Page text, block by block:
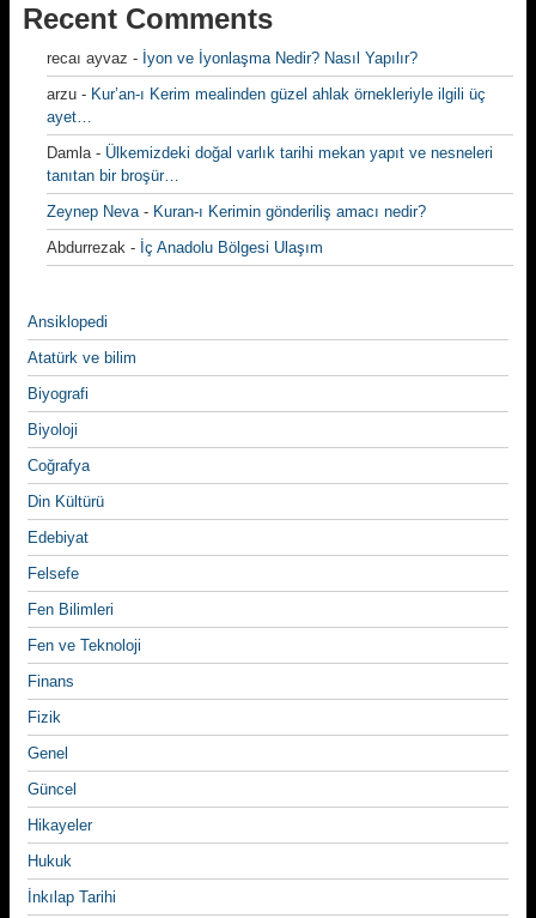
Recent Comments
recaı ayvaz - İyon ve İyonlaşma Nedir? Nasıl Yapılır?
arzu - Kur’an-ı Kerim mealinden güzel ahlak örnekleriyle ilgili üç
ayet…
Damla- Ülkemizdeki doğal varlık tarihi mekan yapıt ve nesneleri
tanıtan bir broşür…
Zeynep Neva- Kuran-ı Kerimin gönderiliş amacı nedir?
Abdurrezak - İç Anadolu Bölgesi Ulaşım
Ansiklopedi
Atatürk ve bilim
Biyografi
Biyoloji
Coğrafya
Din Kültürü
Edebiyat
Felsefe
Fen Bilimleri
Fen ve Teknoloji
Finans
Fizik
Genel
Güncel
Hikayeler
Hukuk
İnkılap Tarihi